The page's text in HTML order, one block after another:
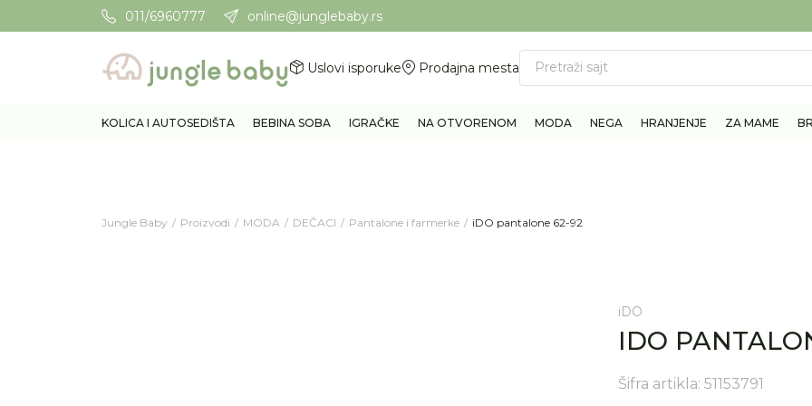
011/6960777 online@junglebaby.rsPotrebna Vam je pomoć? Pozovite 011/6960777
Uslovi isporuke Prodajna mesta Pretraži sajt
KOLICA I AUTOSEDIŠTA BEBINA SOBA IGRAČKE NA OTVORENOM MODA NEGA HRANJENJE ZA MAME
Jungle Baby Proizvodi MODA DEČACI Pantalone i farmerke iDO pantalone 62-92
iDO
IDO
Šifra artikla: 51153791